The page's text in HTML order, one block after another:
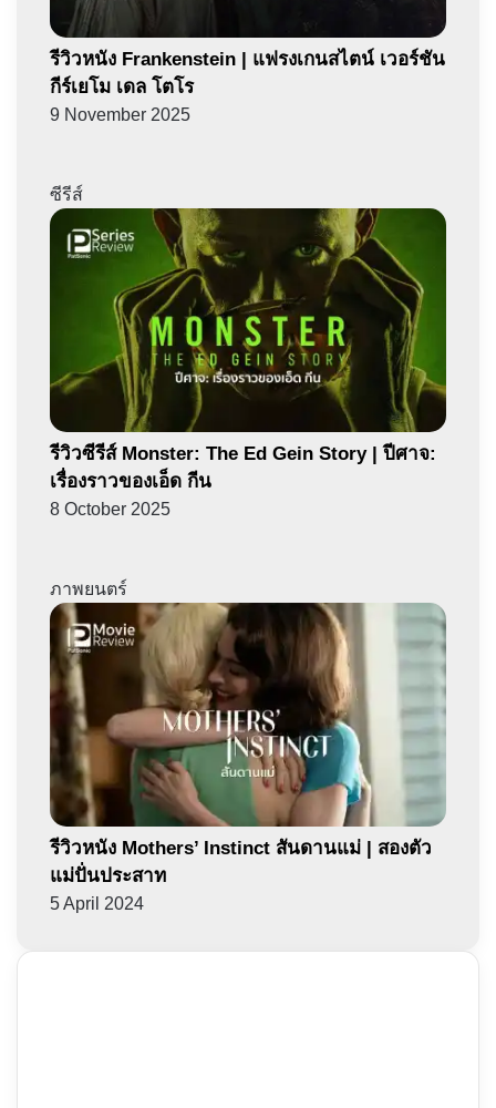
รีวิวหนัง Frankenstein | แฟรงเกนสไตน์ เวอร์ชัน
กีร์เยโม เดล โตโร
9 November 2025
ซีรีส์
รีวิวซีรีส์ Monster: The Ed Gein Story | ปีศาจ:
เรื่องราวของเอ็ด กีน
8 October 2025
ภาพยนตร์
รีวิวหนัง Mothers’ Instinct สันดานแม่ | สองตัว
แม่ปั่นประสาท
5 April 2024